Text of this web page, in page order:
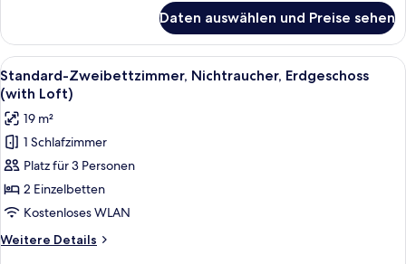
Doppelzimmer,
Nichtraucher,
Erdgeschoss
(with
Loft)
Daten auswählen und Preise sehen
Alle
Fotos
für
Standard-
Zweibettzimmer,
Nichtraucher,
Erdgeschoss
(with
Loft)
anzeigen
Ein modernes Hotelzimmer mit zwei
4
Standard-Zweibettzimmer, Nichtraucher, Erdgeschoss
(with Loft)
19 m²
1 Schlafzimmer
Platz für 3 Personen
2 Einzelbetten
Kostenloses WLAN
Weitere Details
Weitere